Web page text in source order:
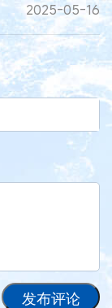
2025-05-16
发布评论